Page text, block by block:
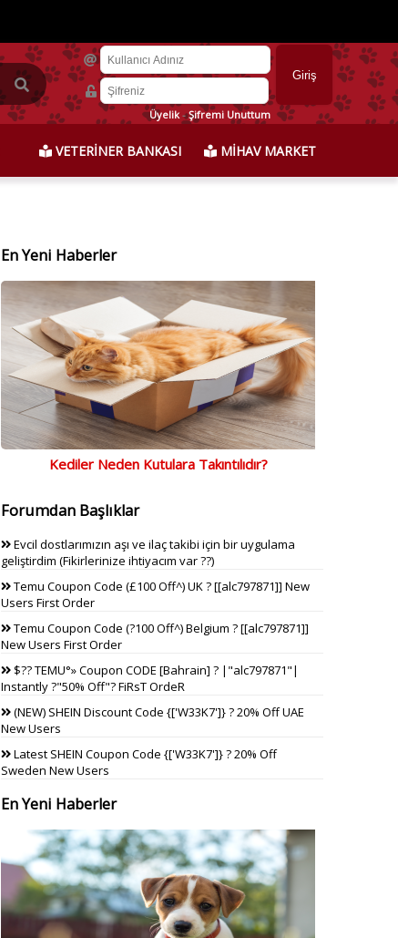
Üyelik-Şifremi Unuttum
VETERİNER BANKASI MİHAV MARKET
En Yeni Haberler
Kediler Neden Kutulara Takıntılıdır?
Forumdan Başlıklar
Evcil dostlarımızın aşı ve ilaç takibi için bir uygulama
geliştirdim (Fikirlerinize ihtiyacım var ??)
Temu Coupon Code (£100 Off^) UK ? [[alc797871]] New
Users First Order
Temu Coupon Code (?100 Off^) Belgium ? [[alc797871]]
New Users First Order
$?? TEMU°» Coupon CODE [Bahrain] ? |"alc797871"|
Instantly ?"50% Off"? FiRsT OrdeR
(NEW) SHEIN Discount Code {['W33K7']} ? 20% Off UAE
New Users
Latest SHEIN Coupon Code {['W33K7']} ? 20% Off
Sweden New Users
En Yeni Haberler